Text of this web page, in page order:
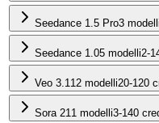
Seedance 1.5 Pro3 modelli
Seedance 1.05 modelli2-
Veo 3.1 12 modelli20-120
Sora 211 modelli3-140